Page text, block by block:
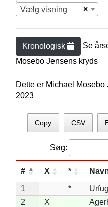
×
Vælg visning
Kronologisk Se
Mosebo Jensens kryds
Dette er Michael
2023
Copy CSV
Søg:
# X *
1 *
2
X